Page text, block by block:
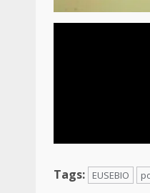
Tags: EUSEBIO